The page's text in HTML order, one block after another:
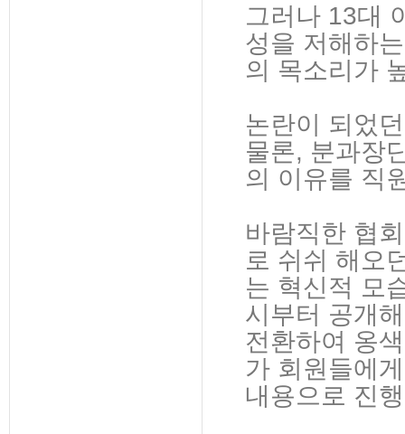
그러나 13대
성을 저해하
의 목소리가
논란이 되었
물론, 분과장
의 이유를 직
바람직한 협
로 쉬쉬 해오
는 혁신적 모
시부터 공개
전환하여 옹
가 회원들에
내용으로 진